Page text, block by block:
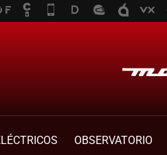
OBSERVATORIO